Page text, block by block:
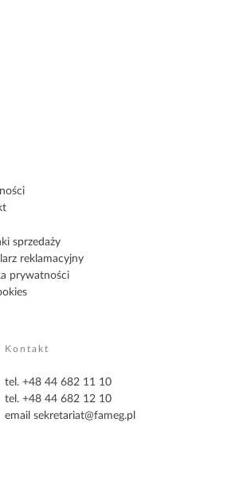
sprzedaży
reklamacyjny
prywatności
Kontakt
tel. +48 44 682 11 10
tel. +48 44 682 12 10
email sekretariat@fameg.pl